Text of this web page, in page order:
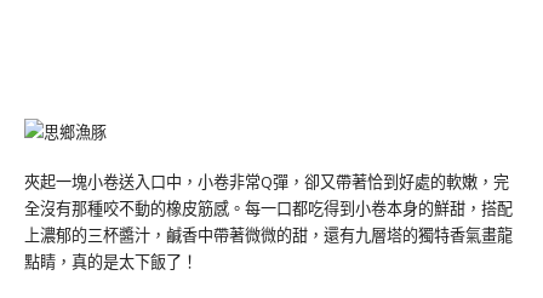
夾起一塊小卷送入口中，小卷非常Q彈，卻又帶著恰到好處的軟嫩，完
全沒有那種咬不動的橡皮筋感。每一口都吃得到小卷本身的鮮甜，搭配
上濃郁的三杯醬汁，鹹香中帶著微微的甜，還有九層塔的獨特香氣畫龍
點睛，真的是太下飯了！